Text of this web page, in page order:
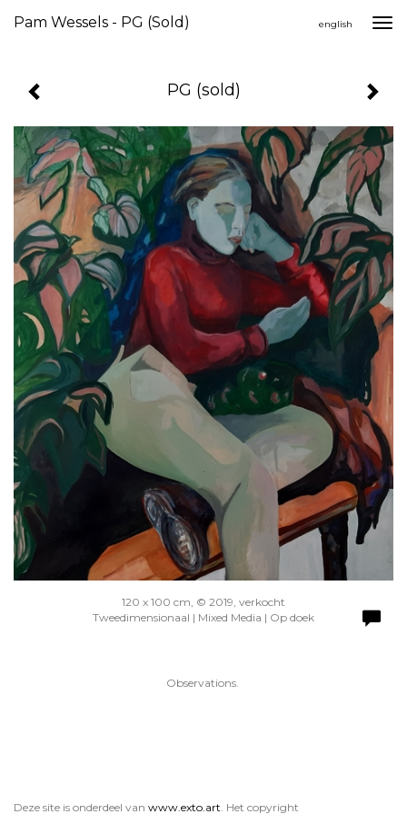
Pam Wessels - PG (sold) english
PG (sold)
120 x 100 cm, © 2019, verkocht
Tweedimensionaal | Mixed Media | Op doek
Observations.
Deze site is onderdeel van www.exto.art . Het copyright